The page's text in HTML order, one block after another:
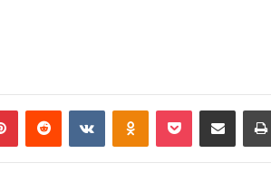
PinterestReddit VKontakteOdnoklassniki
Pocket Podijeli putem Emaila